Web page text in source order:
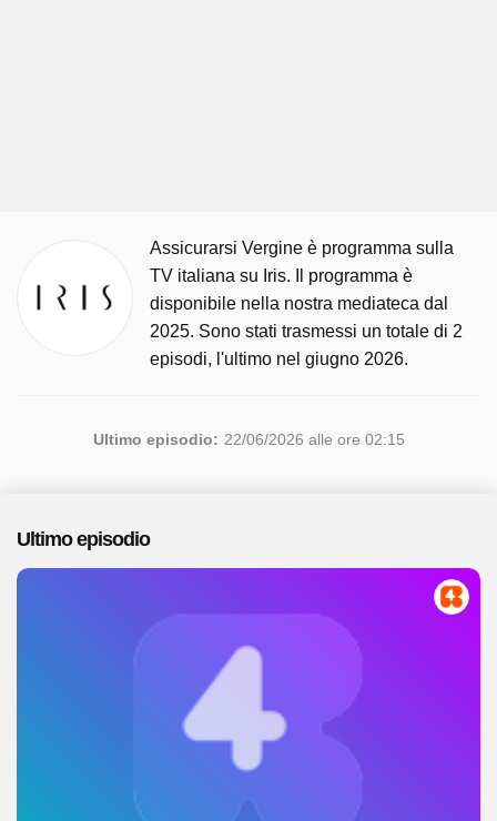
Assicurarsi Vergine è programma sulla
TV italiana su Iris. Il programma è
disponibile nella nostra mediateca dal
2025. Sono stati trasmessi un totale di 2
episodi, l'ultimo nel giugno 2026.
Ultimo episodio: 22/06/2026 alle ore 02:15
Ultimo episodio